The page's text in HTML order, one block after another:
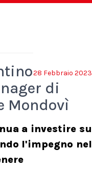
28 Febbraio 2023
di
Mondovì
a investire su
l'impegno nel